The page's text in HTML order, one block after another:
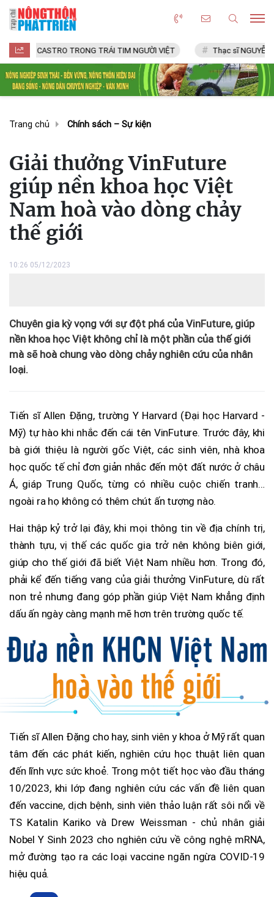
TRONG TRÁI TIM NGƯỜI VIỆT Thạc sĩ NGUYỄN VĂN CHÍ
Trang chủ Chính sách – Sự kiện
Giải thưởng VinFuture
giúp nền khoa học Việt
Nam hoà vào dòng chảy
thế giới
10:26 05/12/2023
Chuyên gia kỳ vọng với sự đột phá của VinFuture, giúp
nền khoa học Việt không chỉ là một phần của thế giới
mà sẽ hoà chung vào dòng chảy nghiên cứu của nhân
loại.
Tiến sĩ Allen Đặng, trường Y Harvard (Đại học Harvard -
Mỹ) tự hào khi nhắc đến cái tên VinFuture. Trước đây, khi
bà giới thiệu là người gốc Việt, các sinh viên, nhà khoa
học quốc tế chỉ đơn giản nhắc đến một đất nước ở châu
Á, giáp Trung Quốc, từng có nhiều cuộc chiến tranh…
ngoài ra họ không có thêm chút ấn tượng nào.
Hai thập kỷ trở lại đây, khi mọi thông tin về địa chính trị,
thành tựu, vị thế các quốc gia trở nên không biên giới,
giúp cho thế giới đã biết Việt Nam nhiều hơn. Trong đó,
phải kể đến tiếng vang của giải thưởng VinFuture, dù rất
non trẻ nhưng đang góp phần giúp Việt Nam khẳng định
dấu ấn ngày càng mạnh mẽ hơn trên trường quốc tế.
Tiến sĩ Allen Đặng cho hay, sinh viên y khoa ở Mỹ rất quan
tâm đến các phát kiến, nghiên cứu học thuật liên quan
đến lĩnh vực sức khoẻ. Trong một tiết học vào đầu tháng
10/2023, khi lớp đang nghiên cứu các vấn đề liên quan
đến vaccine, dịch bệnh, sinh viên thảo luận rất sôi nổi về
TS Katalin Kariko và Drew Weissman - chủ nhân giải
Nobel Y Sinh 2023 cho nghiên cứu về công nghệ mRNA,
mở đường tạo ra các loại vaccine ngăn ngừa COVID-19
hiệu quả.